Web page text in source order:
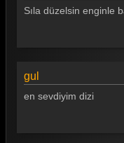
Gelin 171. Bölüm
Sıla düzelsin enginle
gul
en sevdiyim dizi